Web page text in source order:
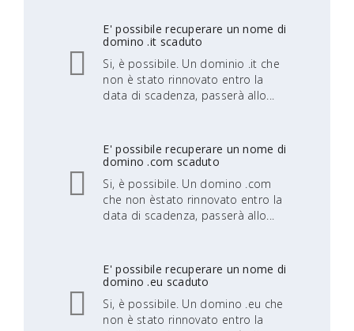
E' possibile recuperare un nome di
domino .it scaduto
Si, è possibile. Un dominio .it che
non è stato rinnovato entro la
data di scadenza, passerà allo...
E' possibile recuperare un nome di
domino .com scaduto
Si, è possibile. Un domino .com
che non èstato rinnovato entro la
data di scadenza, passerà allo...
E' possibile recuperare un nome di
domino .eu scaduto
Si, è possibile. Un domino .eu che
non è stato rinnovato entro la